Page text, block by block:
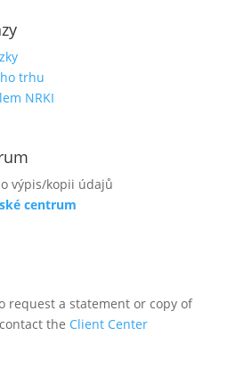
trhu
NRKI
výpis/kopii údajů
centrum
request a statement or copy of
the Client Center